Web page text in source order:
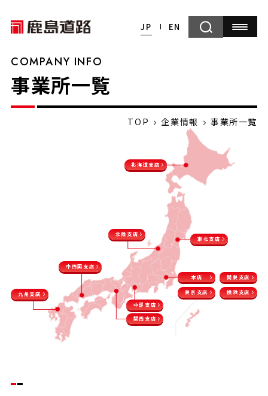
JP EN
COMPANY INFO
事業所一覧
TOP 企業情報 事業所一覧
本店
北海道支店
東北支店
関東支店
東京支店 横浜支店
北陸支店
中部支店
関西支店
中四国支店
九州支店